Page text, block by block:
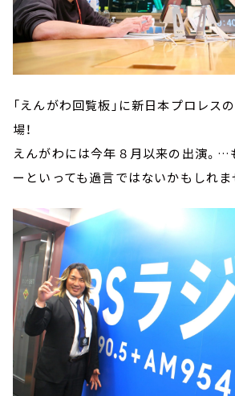
「えんがわ回覧板」に新日本プロレス
場！
えんがわには今年８月以来の出演。…
ーといっても過言ではないかもしれま